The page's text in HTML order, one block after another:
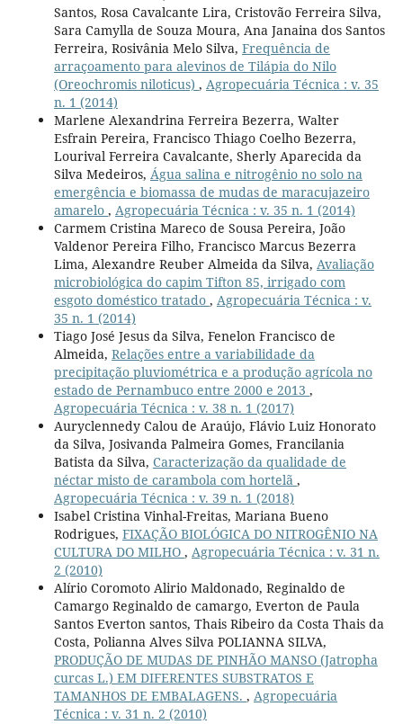
Santos, Rosa Cavalcante Lira, Cristovão Ferreira Silva,
Sara Camylla de Souza Moura, Ana Janaina dos Santos
Ferreira, Rosivânia Melo Silva, Frequência de
arraçoamento para alevinos de Tilápia do Nilo
(Oreochromis niloticus) , Agropecuária Técnica : v. 35
n. 1 (2014)
Marlene Alexandrina Ferreira Bezerra, Walter
Esfrain Pereira, Francisco Thiago Coelho Bezerra,
Lourival Ferreira Cavalcante, Sherly Aparecida da
Silva Medeiros, Água salina e nitrogênio no solo na
emergência e biomassa de mudas de maracujazeiro
amarelo , Agropecuária Técnica : v. 35 n. 1 (2014)
Carmem Cristina Mareco de Sousa Pereira, João
Valdenor Pereira Filho, Francisco Marcus Bezerra
Lima, Alexandre Reuber Almeida da Silva, Avaliação
microbiológica do capim Tifton 85, irrigado com
esgoto doméstico tratado , Agropecuária Técnica : v.
35 n. 1 (2014)
Tiago José Jesus da Silva, Fenelon Francisco de
Almeida, Relações entre a variabilidade da
precipitação pluviométrica e a produção agrícola no
estado de Pernambuco entre 2000 e 2013 ,
Agropecuária Técnica : v. 38 n. 1 (2017)
Auryclennedy Calou de Araújo, Flávio Luiz Honorato
da Silva, Josivanda Palmeira Gomes, Francilania
Batista da Silva, Caracterização da qualidade de
néctar misto de carambola com hortelã ,
Agropecuária Técnica : v. 39 n. 1 (2018)
Isabel Cristina Vinhal-Freitas, Mariana Bueno
Rodrigues, FIXAÇÃO BIOLÓGICA DO NITROGÊNIO NA
CULTURA DO MILHO , Agropecuária Técnica : v. 31 n.
2 (2010)
Alírio Coromoto Alirio Maldonado, Reginaldo de
Camargo Reginaldo de camargo, Everton de Paula
Santos Everton santos, Thais Ribeiro da Costa Thais da
Costa, Polianna Alves Silva POLIANNA SILVA,
PRODUÇÃO DE MUDAS DE PINHÃO MANSO (Jatropha
curcas L.) EM DIFERENTES SUBSTRATOS E
TAMANHOS DE EMBALAGENS. , Agropecuária
Técnica : v. 31 n. 2 (2010)